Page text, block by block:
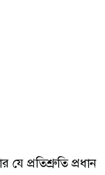
যে প্রতিশ্রুতি প্রধান